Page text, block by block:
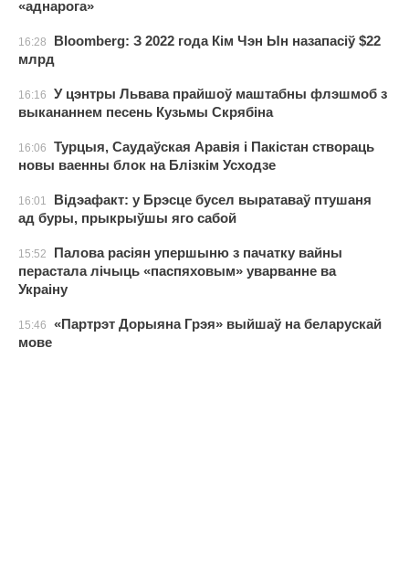
«аднарога»
16:28
Bloomberg: З 2022 года Кім Чэн Ын назапасіў $22
млрд
16:16
У цэнтры Львава прайшоў маштабны флэшмоб з
выкананнем песень Кузьмы Скрябіна
16:06
Турцыя, Саудаўская Аравія і Пакістан створаць
новы ваенны блок на Блізкім Усходзе
16:01
Відэафакт: у Брэсце бусел выратаваў птушаня
ад буры, прыкрыўшы яго сабой
15:52
Палова расіян упершыню з пачатку вайны
перастала лічыць «паспяховым» уварванне ва
Украіну
15:46
«Партрэт Дорыяна Грэя» выйшаў на беларускай
мове